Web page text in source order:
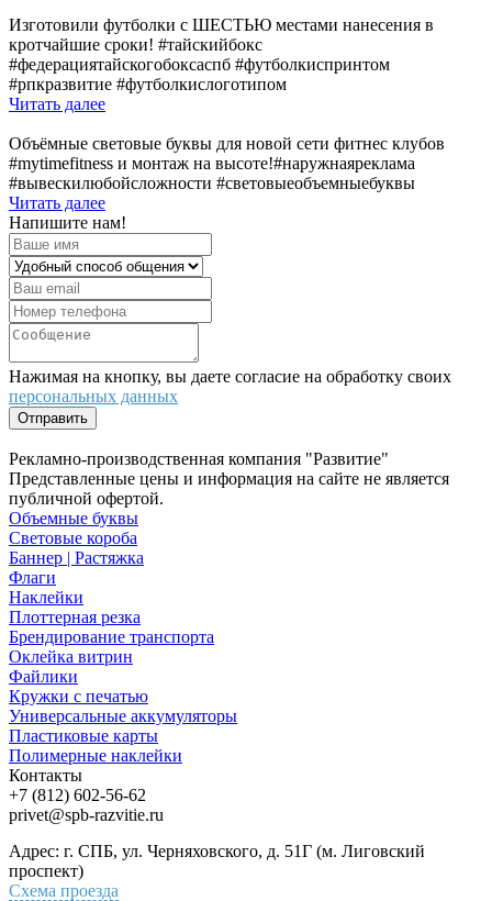
Изготовили футболки с ШЕСТЬЮ местами нанесения в
кротчайшие сроки! #тайскийбокс
#федерациятайскогобоксаспб #футболкиспринтом
#рпкразвитие #футболкислоготипом
Читать далее
Объёмные световые буквы для новой сети фитнес клубов
#mytimefitness и монтаж на высоте!#наружнаяреклама
#вывескилюбойсложности #световыеобъемныебуквы
Читать далее
Напишите нам!
Нажимая на кнопку, вы даете согласие на обработку своих
персональных данных
Отправить
Рекламно-производственная компания "Развитие"
Представленные цены и информация на сайте не является
публичной офертой.
Объемные буквы
Световые короба
Баннер | Растяжка
Флаги
Наклейки
Плоттерная резка
Брендирование транспорта
Оклейка витрин
Файлики
Кружки с печатью
Универсальные аккумуляторы
Пластиковые карты
Полимерные наклейки
Контакты
+7 (812) 602-56-62
privet@spb-razvitie.ru
Адрес: г. СПБ, ул. Черняховского, д. 51Г (м. Лиговский
проспект)
Схема проезда